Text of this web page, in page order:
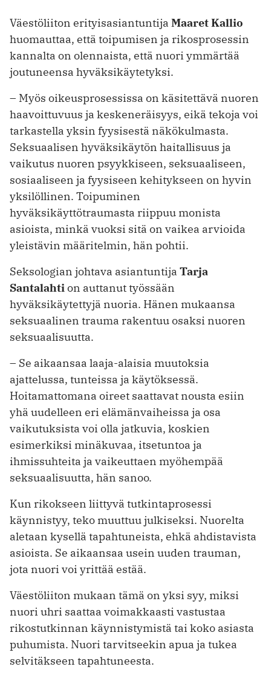
Väestöliiton erityisasiantuntija Maaret Kallio
huomauttaa, että toipumisen ja rikosprosessin
kannalta on olennaista, että nuori ymmärtää
joutuneensa hyväksikäytetyksi.
– Myös oikeusprosessissa on käsitettävä nuoren
haavoittuvuus ja keskeneräisyys, eikä tekoja voi
tarkastella yksin fyysisestä näkökulmasta.
Seksuaalisen hyväksikäytön haitallisuus ja
vaikutus nuoren psyykkiseen, seksuaaliseen,
sosiaaliseen ja fyysiseen kehitykseen on hyvin
yksilöllinen. Toipuminen
hyväksikäyttötraumasta riippuu monista
asioista, minkä vuoksi sitä on vaikea arvioida
yleistävin määritelmin, hän pohtii.
Seksologian johtava asiantuntija Tarja
Santalahtion auttanut työssään
hyväksikäytettyjä nuoria. Hänen mukaansa
seksuaalinen trauma rakentuu osaksi nuoren
seksuaalisuutta.
– Se aikaansaa laaja-alaisia muutoksia
ajattelussa, tunteissa ja käytöksessä.
Hoitamattomana oireet saattavat nousta esiin
yhä uudelleen eri elämänvaiheissa ja osa
vaikutuksista voi olla jatkuvia, koskien
esimerkiksi minäkuvaa, itsetuntoa ja
ihmissuhteita ja vaikeuttaen myöhempää
seksuaalisuutta, hän sanoo.
Kun rikokseen liittyvä tutkintaprosessi
käynnistyy, teko muuttuu julkiseksi. Nuorelta
aletaan kysellä tapahtuneista, ehkä ahdistavista
asioista. Se aikaansaa usein uuden trauman,
jota nuori voi yrittää estää.
Väestöliiton mukaan tämä on yksi syy, miksi
nuori uhri saattaa voimakkaasti vastustaa
rikostutkinnan käynnistymistä tai koko asiasta
puhumista. Nuori tarvitseekin apua ja tukea
selvitäkseen tapahtuneesta.